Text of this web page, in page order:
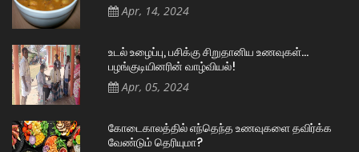
Apr, 14, 2024
உடல் உழைப்பு, பசிக்கு சிறுதானிய உணவுகள்…
பழங்குடியினரின் வாழ்வியல்!
Apr, 05, 2024
கோடைகாலத்தில் எந்தெந்த உணவுகளை தவிர்க்க
வேண்டும் தெரியுமா?